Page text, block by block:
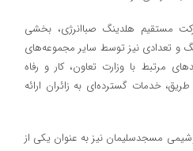
مستقیم هلدینگ صباانرژی، بخشی
و تعدادی نیز توسط سایر مجموعه‌های
مرتبط با وزارت تعاون، کار و رفاه
خدمات گسترده‌ای به زائران ارائه
مسجدسلیمان نیز به عنوان یکی از